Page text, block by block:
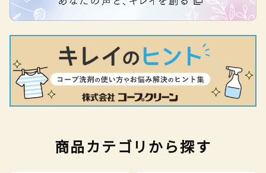
商品カテゴリから探す